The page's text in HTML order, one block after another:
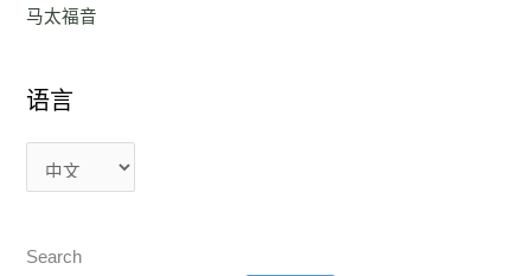
马太福音
语言
Search